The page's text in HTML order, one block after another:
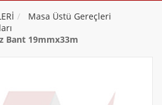
Masa Üstü Gereçleri
Bant 19mmx33m